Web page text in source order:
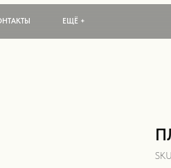
ЕЩЁ +